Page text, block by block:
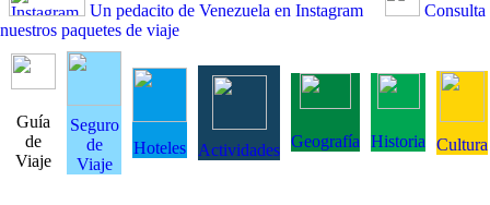
Un pedacito de Venezuela en Instagram
Consulta
nuestros paquetes de viaje
Guía
de
Viaje
Seguro
de
Viaje
Hoteles Actividades Geografía Historia Cultura